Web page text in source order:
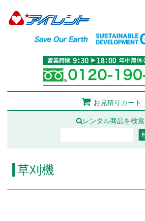
お見積りカート
レンタル商品を検索
草刈機